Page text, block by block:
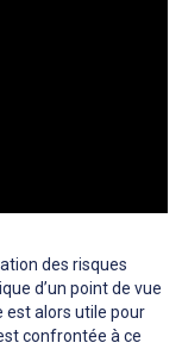
des risques
d’un point de vue
est alors utile pour
confrontée à ce